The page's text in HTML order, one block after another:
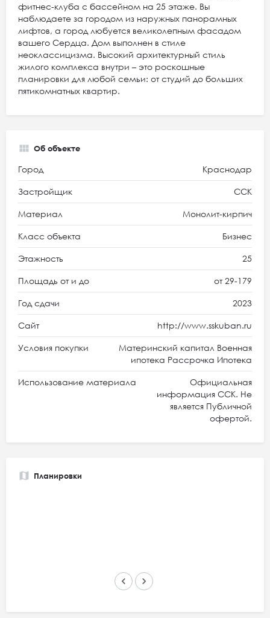
фитнес-клуба с бассейном на 25 этаже. Вы
наблюдаете за городом из наружных панорамных
лифтов, а город любуется великолепным фасадом
вашего Сердца. Дом выполнен в стиле
неоклассицизма. Высокий архитектурный стиль
жилого комплекса внутри – это роскошные
планировки для любой семьи: от студий до больших
пятикомнатных квартир.
Об объекте
Город Краснодар
Застройщик ССК
Материал Монолит-кирпич
Класс объекта Бизнес
Этажность 25
Площадь от и до от 29-179
Год сдачи 2023
Сайт http://www.sskuban.ru
Условия покупки
Материнский капитал Военная
ипотека Рассрочка Ипотека
Использование материала
Официальная
информация ССК. Не
является Публичной
офертой.
Планировки
keyboard_arrow_left keyboard_arrow_right